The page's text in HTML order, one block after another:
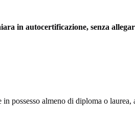
in autocertificazione, senza
in possesso almeno di diploma o